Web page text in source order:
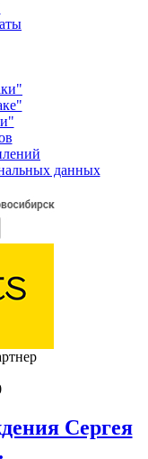
данных
Сергея